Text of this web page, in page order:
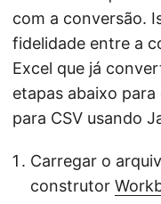
com a conversão.
fidelidade entre a
Excel que já
etapas abaixo
para CSV usando
Carregar o
construtor